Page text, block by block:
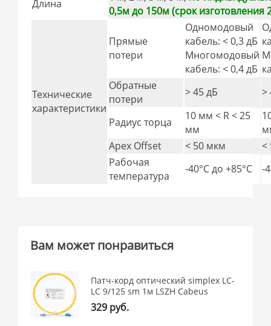
Длина
0,5м до 150м (срок изготовления
Технические
характеристики
Прямые
потери
Одномодовый
кабель: < 0,3 дБ
Многомодовый
кабель: < 0,4 дБ
Обратные
потери
> 45 дБ >
Радиус торца
10 мм < R < 25
мм
Apex Offset
< 50 мкм
<
Рабочая
температура
-40°C дo +85°C -
Вам может понравиться
Патч-корд оптический simplex LC-
LC 9/125 sm 1м LSZH Cabeus
329 руб.